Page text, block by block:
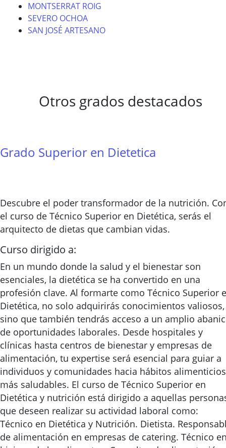
MONTSERRAT ROIG
SEVERO OCHOA
SAN JOSÉ ARTESANO
Otros grados destacados
Grado Superior en Dietetica
Descubre el poder transformador de la nutrición.
el curso de Técnico Superior en Dietética, serás el
arquitecto de dietas que cambian vidas.
Curso dirigido a:
En un mundo donde la salud y el bienestar son
esenciales, la dietética se ha convertido en una
profesión clave. Al formarte como Técnico Superior
Dietética, no solo adquirirás conocimientos valiosos,
sino que también tendrás acceso a un amplio
de oportunidades laborales. Desde hospitales y
clínicas hasta centros de bienestar y empresas de
alimentación, tu expertise será esencial para guiar a
individuos y comunidades hacia hábitos alimenticios
más saludables. El curso de Técnico Superior en
Dietética y nutrición está dirigido a aquellas
que deseen realizar su actividad laboral como:
Técnico en Dietética y Nutrición. Dietista.
de alimentación en empresas de catering. Técnico